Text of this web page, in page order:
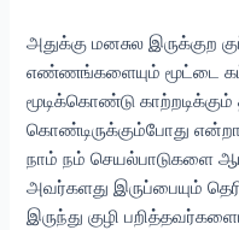
அதுக்கு மனசுல இருக்குற
எண்ணங்களையும் மூட்டை
மூடிக்கொண்டு
கொண்டிருக்கும்போது
நாம் நம் செயல்பாடுகளை
அவர்களது இருப்பையும்
இருந்து குழி